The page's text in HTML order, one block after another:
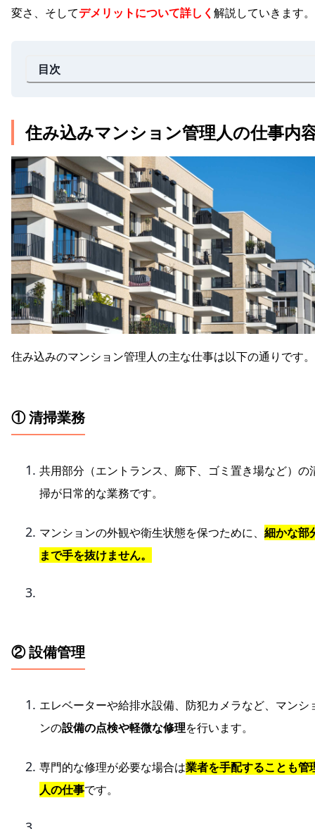
変さ、そしてデメリットについて詳しく 解説していきます。
目次
住み込みマンション管理人の仕事内
住み込みのマンション管理人の主な仕事は以下の通りです。
① 清掃業務
共用部分（エントランス、廊下、ゴミ置き場など）の
掃が日常的な業務です。
マンションの外観や衛生状態を保つために、 細かな部
まで手を抜けません。
② 設備管理
エレベーターや給排水設備、防犯カメラなど、マンシ
ンの設備の点検や軽微な修理を行います。
専門的な修理が必要な場合は業者を手配することも管
人の仕事です。